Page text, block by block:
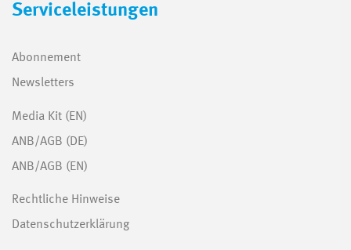
Serviceleistungen
Abonnement
Newsletters
Media Kit (EN)
ANB/AGB (DE)
ANB/AGB (EN)
Rechtliche Hinweise
Datenschutzerklärung